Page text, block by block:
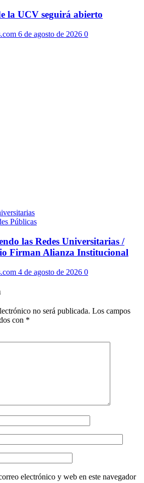
la UCV seguirá abierto
6 de agosto de 2026 0
Públicas
las Redes Universitarias /
Firman Alianza Institucional
4 de agosto de 2026 0
no será publicada. Los campos
con *
electrónico y web en este navegador